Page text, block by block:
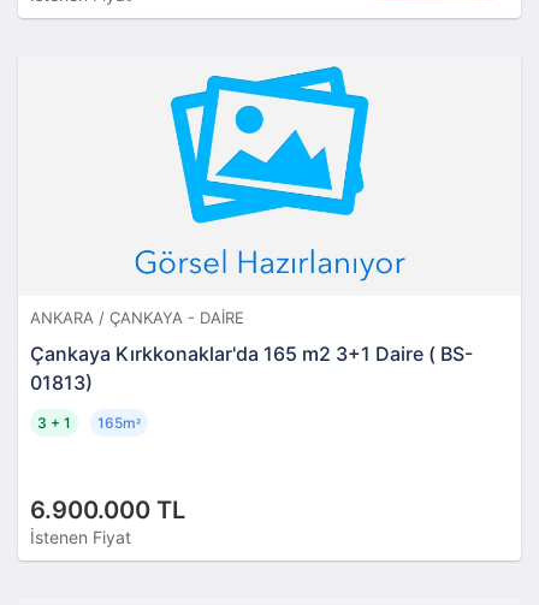
ANKARA / ÇANKAYA - DAIRE
Çankaya Kırkkonaklar'da 165 m2 3+1 Daire ( BS-
01813)
6.900.000 TL
İstenen Fiyat
3 + 1 165m²